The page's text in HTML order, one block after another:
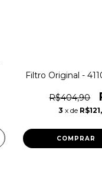
Filtro Original -
R$404,90
3 x de